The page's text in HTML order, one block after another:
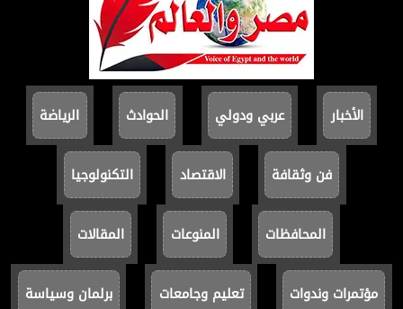
الأخبار عربي ودولي الحوادث الرياضة
فن وثقافة الاقتصاد التكنولوجيا
المحافظات المنوعات المقالات
مؤتمرات وندوات تعليم وجامعات برلمان وسياسة